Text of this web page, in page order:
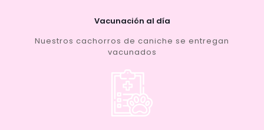
Vacunación al día
Nuestros cachorros de caniche se entregan
vacunados